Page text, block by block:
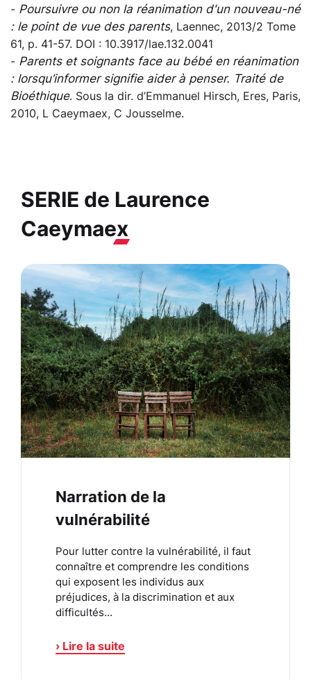
- Poursuivre ou non la réanimation d'un nouveau-né
: le point de vue des parents, Laennec, 2013/2 Tome
61, p. 41-57. DOI : 10.3917/lae.132.0041
- Parents et soignants face au bébé en réanimation
: lorsqu’informer signifie aider à penser. Traité de
Bioéthique. Sous la dir. d’Emmanuel Hirsch, Eres, Paris,
2010, L Caeymaex, C Jousselme.
SERIE de Laurence
Caeymaex
Narration de la
vulnérabilité
Pour lutter contre la vulnérabilité, il faut
connaître et comprendre les conditions
qui exposent les individus aux
préjudices, à la discrimination et aux
difficultés...
› Lire la suite